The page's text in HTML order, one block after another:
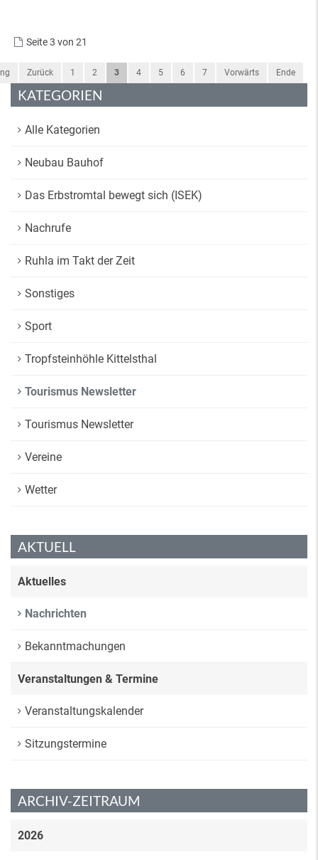
Seite 3 von 21
Zurück 1 2 3 4 5 6 7 Vorwärts Ende
KATEGORIEN
Alle Kategorien
Neubau Bauhof
Das Erbstromtal bewegt sich (ISEK)
Nachrufe
Ruhla im Takt der Zeit
Sonstiges
Sport
Tropfsteinhöhle Kittelsthal
Tourismus Newsletter
Tourismus Newsletter
Vereine
Wetter
AKTUELL
Aktuelles
Nachrichten
Bekanntmachungen
Veranstaltungen & Termine
Veranstaltungskalender
Sitzungstermine
ARCHIV-ZEITRAUM
2026